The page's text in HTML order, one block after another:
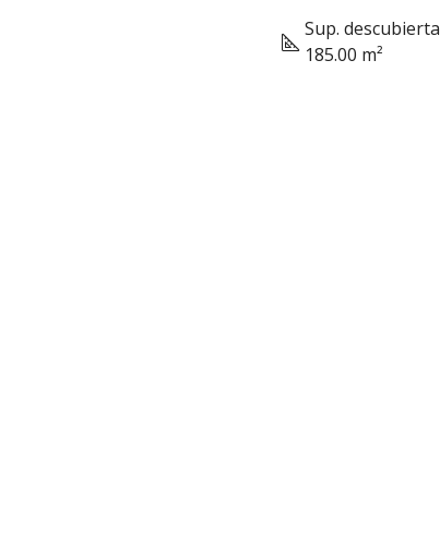
Sup. descubierta
185.00 m²